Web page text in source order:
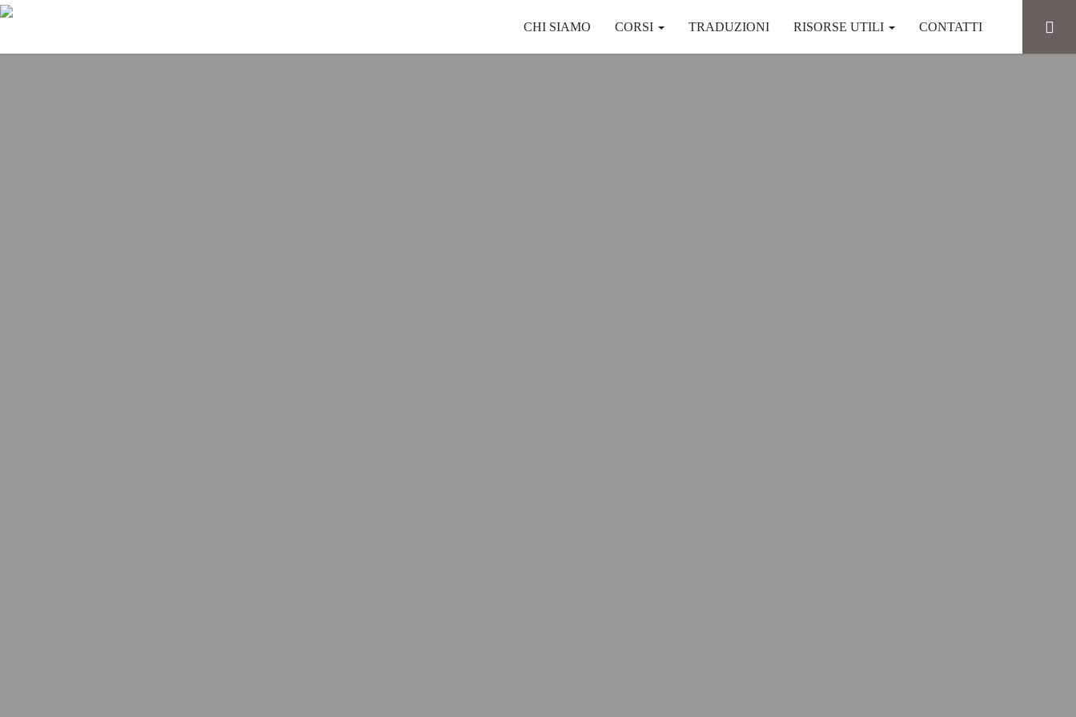
CHI SIAMO CORSI TRADUZIONI RISORSE UTILI CONTATTI